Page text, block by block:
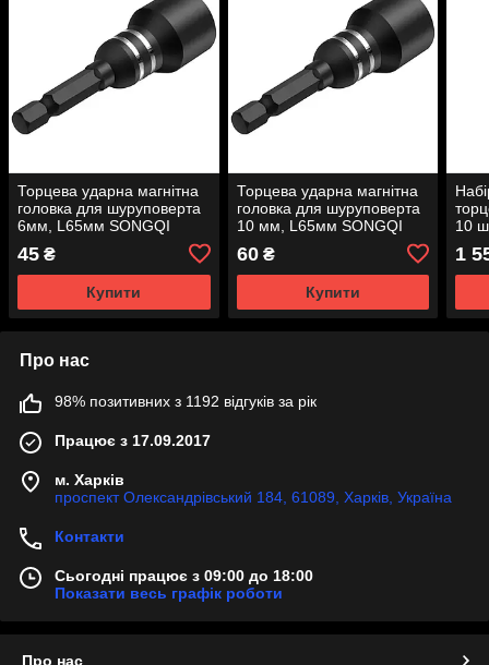
Торцева ударна магнітна
головка для шуруповерта
6мм, L65мм SONGQI
45 ₴
Купити
Торцева ударна магнітна
головка для шуруповерта
10 мм, L65мм SONGQI
60₴
Купити
10
мм
1
Про нас
98% позитивних з 1192 відгуків за рік
Працює з 17.09.2017
м. Харків
проспект Олександрівський 184, 61089, Харків, Україна
Контакти
Сьогодні працює з 09:00 до 18:00
Показати весь графік роботи
Про нас